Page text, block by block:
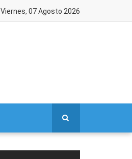
Viernes, 07 Agosto 2026